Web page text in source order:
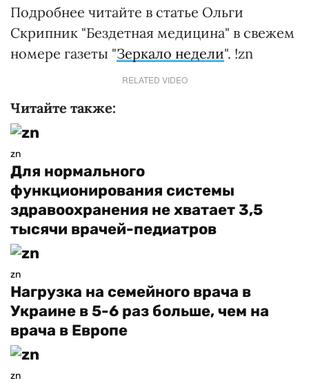
Подробнее читайте в статье Ольги
Скрипник "Бездетная медицина" в свежем
номере газеты "Зеркало недели". !zn
RELATED VIDEO
Читайте также:
zn
Для нормального
функционирования системы
здравоохранения не хватает 3,5
тысячи врачей-педиатров
zn
Нагрузка на семейного врача в
Украине в 5-6 раз больше, чем на
врача в Европе
zn